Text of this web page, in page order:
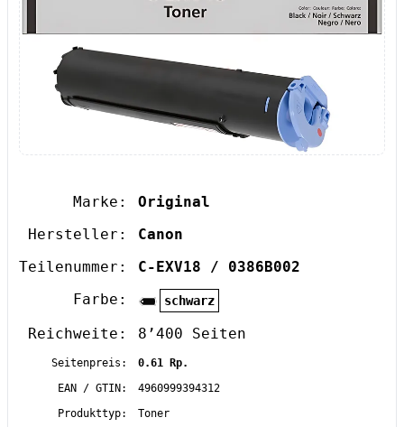
Marke:
Original
Hersteller:
Canon
Teilenummer:
C-EXV18 / 0386B002
Farbe:
schwarz
Reichweite: 8’400 Seiten
Seitenpreis:
0.61 Rp.
EAN / GTIN:
4960999394312
Produkttyp:
Toner